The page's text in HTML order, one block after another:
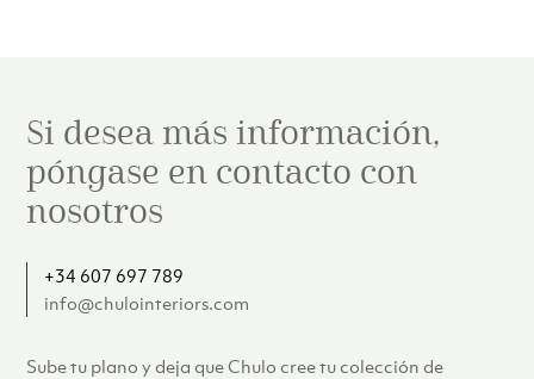
Si desea más información,
póngase en contacto con
nosotros
+34 607 697 789
info@chulointeriors.com
Sube tu plano y deja que Chulo cree tu colección de